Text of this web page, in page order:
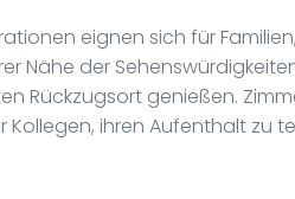
eignen sich für
Nähe der
Rückzugsort genießen.
Kollegen, ihren Aufenthalt zu